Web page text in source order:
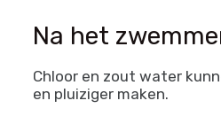
Na het
Chloor en zout water
en pluiziger maken.